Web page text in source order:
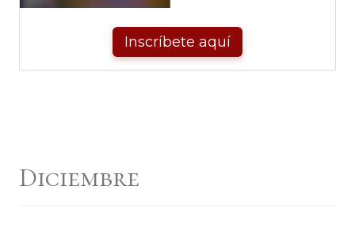
Inscríbete aquí
Diciembre